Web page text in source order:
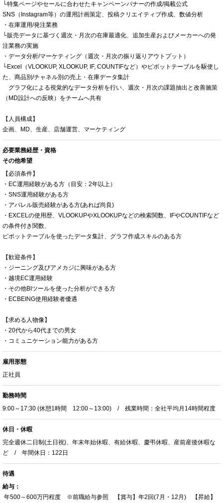
└特集ページやセールに合わせたキャンペーンバナーの作成/掲載公式
SNS（Instagram等）の運用計画策定、投稿クリエイティブ作成、数値分析
・在庫運用/発注業務
└販売データに基づく週次・月次の在庫最適化、追加生産およびメーカーへの発
注業務の実施
・データ分析/マーケティング（週次・月次の振り返りアウトプット）
└Excel（VLOOKUP, XLOOKUP, IF, COUNTIFなど）やピボットテーブルを駆使し
た、商品別/チャネル別の売上・在庫データ集計
グラフ化による視覚的なデータ分析を行い、週次・月次の課題抽出と改善施策
（MD設計への反映）をチームへ共有
【人員構成】
企画、MD、生産、店舗運営、マーケティング
必要業務経歴・資格
その他希望
【必須条件】
・EC運用経験がある方（目安：2年以上）
・SNS運用経験がある方
・アパレル販売経験がある方(あれば尚良)
・EXCELの使用歴、VLOOKUPやXLOOKUPなどの検索関数、IFやCOUNTIFなど
の条件付き関数、
ピボットテーブルを使ったデータ集計、グラフ作成スキルのある方
【歓迎条件】
・ジーニング及びアメカジに興味がある方
・越境EC運用経験
・その他BIツールを使った分析ができる方
・ECBEING使用経験者優遇
【求める人物像】
・20代から40代までの男女
・コミュニケーション能力がある方
雇用形態
正社員
勤務時間
9:00～17:30 (休憩1時間 12:00～13:00) / 残業時間：全社平均月14時間程度
休日・休暇
完全週休二日制(土日祝)、年末年始休暇、有給休暇、慶弔休暇、産前産後休暇な
ど / 年間休日：122日
待遇
給与：
年500～600万円程度 ※前職給与参照 【賞与】年2回(7月・12月) 【昇給】